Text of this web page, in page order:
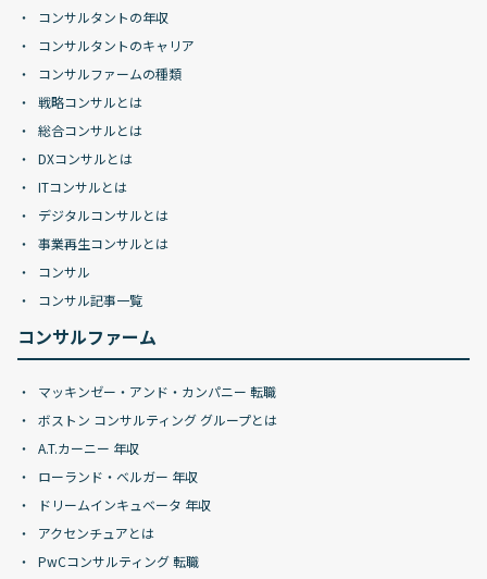
コンサルタントの年収
コンサルタントのキャリア
コンサルファームの種類
戦略コンサルとは
総合コンサルとは
DXコンサルとは
ITコンサルとは
デジタルコンサルとは
事業再生コンサルとは
コンサル
コンサル記事一覧
コンサルファーム
マッキンゼー・アンド・カンパニー 転職
ボストン コンサルティング グループとは
A.T.カーニー 年収
ローランド・ベルガー 年収
ドリームインキュベータ 年収
アクセンチュアとは
PwCコンサルティング 転職